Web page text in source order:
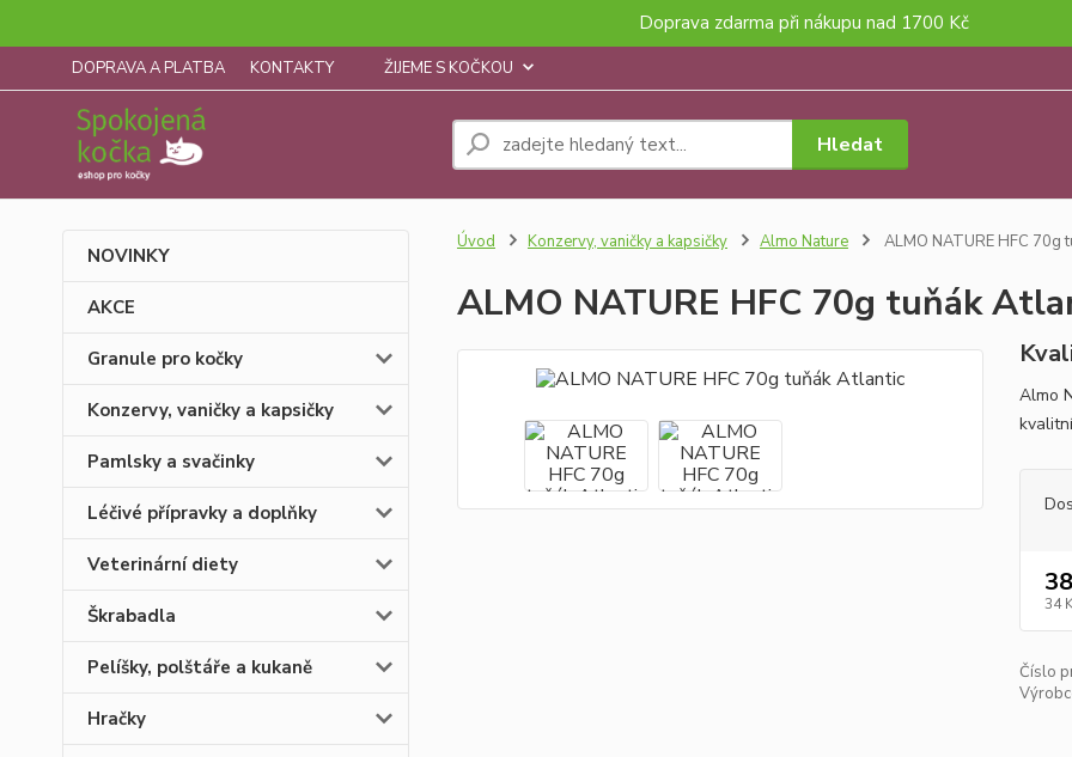
Doprava zdarma při nákupu nad 1700 Kč
DOPRAVA A PLATBA KONTAKTY ŽIJEME S KOČKOU
Hledat
NOVINKY
AKCE
Granule pro kočky
Konzervy, vaničky a kapsičky
Pamlsky a svačinky
Léčivé přípravky a doplňky
Veterinární diety
Škrabadla
Pelíšky, polštáře a kukaně
Hračky
Úvod Konzervy, vaničky a kapsičky Almo Nature ALMO NATURE HFC 70g
ALMO NATURE HFC 70g tuňák
Almo
34
Číslo